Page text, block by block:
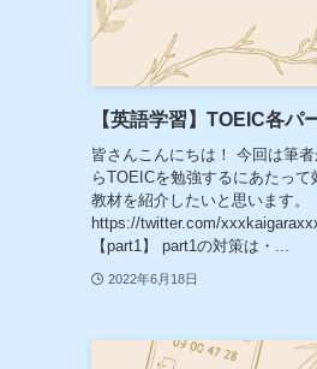
【英語学習】TOEIC各パ
皆さんこんにちは！ 今回は筆
らTOEICを勉強するにあたっ
教材を紹介したいと思います。
https://twitter.com/
【part1】 part1の対策は・...
2022年6月18日